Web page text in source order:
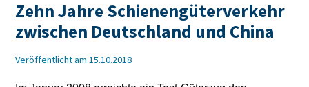
Zehn Jahre Schienengüterverkehr
zwischen Deutschland und China
Veröffentlicht am 15.10.2018